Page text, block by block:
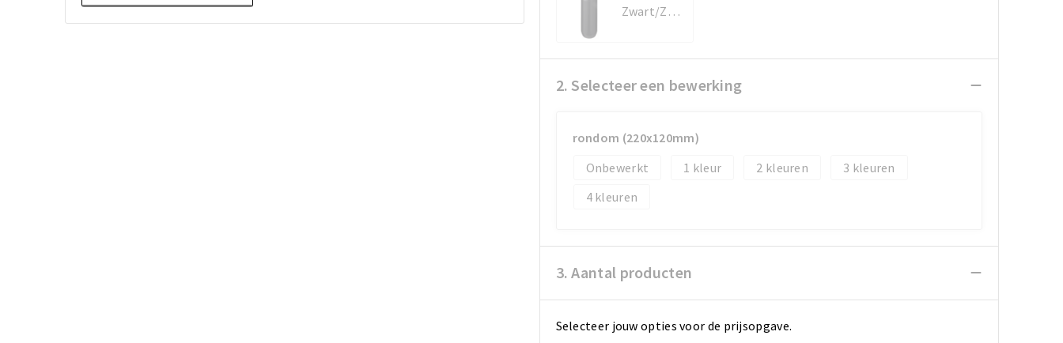
Zwart/Zwart
2. Selecteer een bewerking
rondom (220x120mm)
Onbewerkt
1 2
3
4
3. Aantal producten
Selecteer jouw opties voor de prijsopgave.